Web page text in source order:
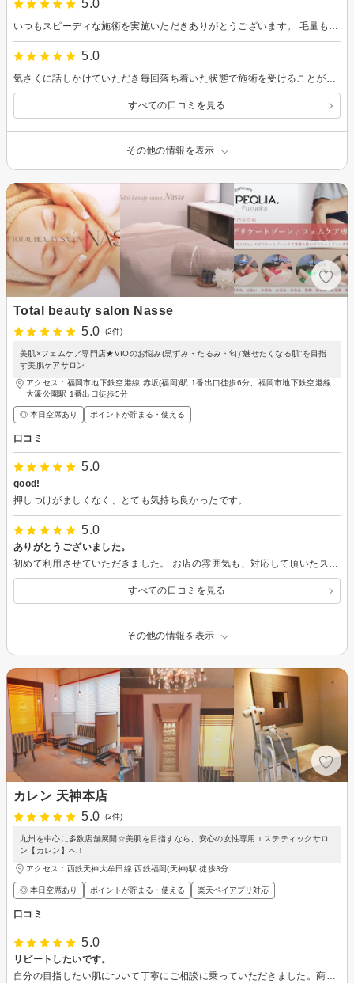
5.0
いつもスピーディな施術を実施いただきありがとうございます。 毛量も減って満足しています。
5.0
気さくに話しかけていただき毎回落ち着いた状態で施術を受けることができました。 いつもありがとうございます。
すべての口コミを見る
その他の情報を表示
Total beauty salon Nasse
5.0
(2件)
美肌×フェムケア専門店★VIOのお悩み(黒ずみ・たるみ・匂)”魅せたくなる肌”を目指
す美肌ケアサロン
アクセス：福岡市地下鉄空港線 赤坂(福岡)駅 1番出口徒歩6分、福岡市地下鉄空港線
大濠公園駅 1番出口徒歩5分
◎ 本日空席あり ポイントが貯まる・使える
口コミ
5.0
good!
押しつけがましくなく、とても気持ち良かったです。
5.0
ありがとうございました。
初めて利用させていただきました。 お店の雰囲気も、対応して頂いたスタッフの方もとても親切でした。脱毛は今までに行った事があるエステより効果が出るのが早くてビックリ！お冷やしのジェルがないのも終わった後の身体がサラサラのままなので良かったです。次はフェイシャルも受けてみたいです。また宜しくお願いします。
すべての口コミを見る
その他の情報を表示
カレン 天神本店
5.0
(2件)
九州を中心に多数店舗展開☆美肌を目指すなら、安心の女性専用エステティックサロ
ン【カレン】へ！
アクセス：西鉄天神大牟田線 西鉄福岡(天神)駅 徒歩3分
◎ 本日空席あり ポイントが貯まる・使える 楽天ペイアプリ対応
口コミ
5.0
リピートしたいです。
自分の目指したい肌について丁寧にご相談に乗っていただきました。商品のサンプルもたくさん紹介してくれ、自分にあったものを選ぶことができました。